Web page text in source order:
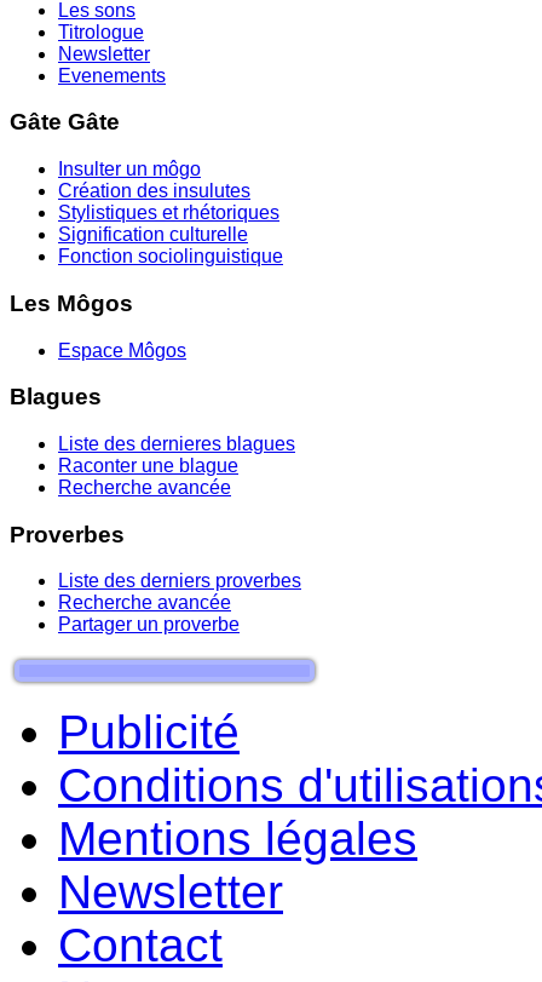
Les sons
Titrologue
Newsletter
Evenements
Gâte Gâte
Insulter un môgo
Création des insulutes
Stylistiques et rhétoriques
Signification culturelle
Fonction sociolinguistique
Les Môgos
Espace Môgos
Blagues
Liste des dernieres blagues
Raconter une blague
Recherche avancée
Proverbes
Liste des derniers proverbes
Recherche avancée
Partager un proverbe
Publicité
Conditions
Mentions légales
Newsletter
Contact